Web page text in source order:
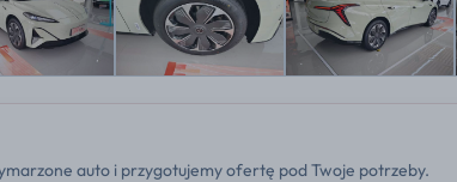
auto i przygotujemy ofertę pod Twoje potrzeby.